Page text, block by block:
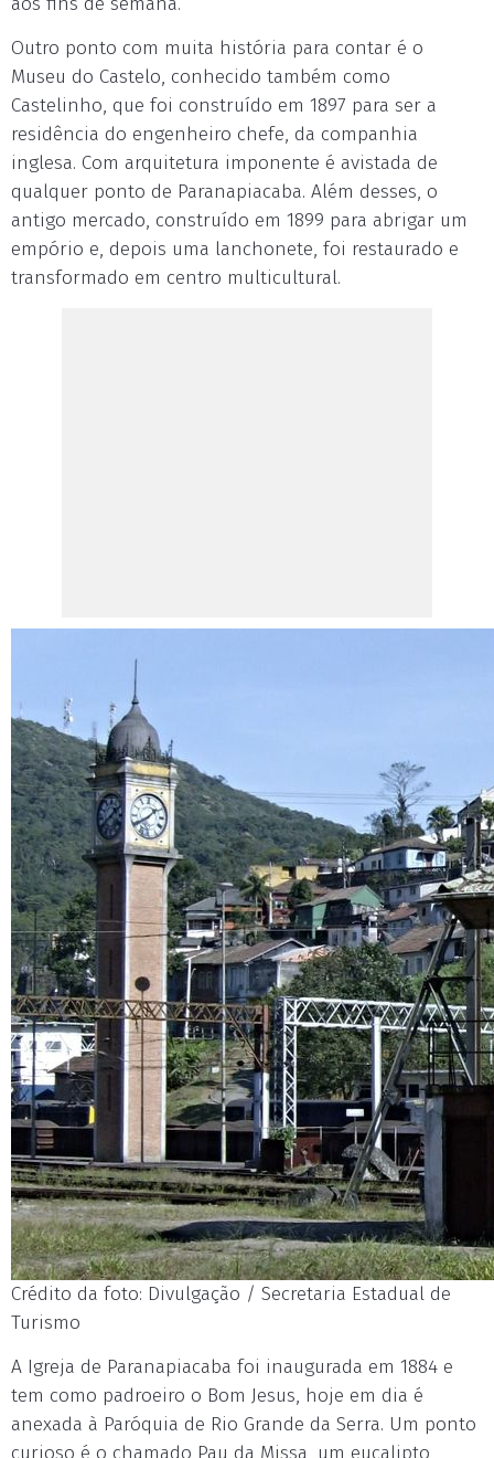
Outro ponto com muita história para contar é o
Museu do Castelo, conhecido também como
Castelinho, que foi construído em 1897 para ser a
residência do engenheiro chefe, da companhia
inglesa. Com arquitetura imponente é avistada de
qualquer ponto de Paranapiacaba. Além desses, o
antigo mercado, construído em 1899 para abrigar um
empório e, depois uma lanchonete, foi restaurado e
transformado em centro multicultural.
Crédito da foto: Divulgação / Secretaria Estadual de
Turismo
A Igreja de Paranapiacaba foi inaugurada em 1884 e
tem como padroeiro o Bom Jesus, hoje em dia é
anexada à Paróquia de Rio Grande da Serra. Um ponto
curioso é o chamado Pau da Missa, um eucalipto